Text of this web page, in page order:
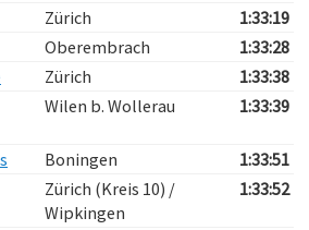
Zürich
1:33:19
Oberembrach
1:33:28
Zürich
1:33:38
Wilen b. Wollerau 1:33:39
Boningen
1:33:51
Zürich (Kreis 10) /
Wipkingen
1:33:52